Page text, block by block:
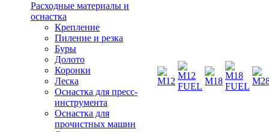
Расходные материалы и
оснастка
Крепление
Пиление и резка
Буры
Долото
Коронки
Леска
Оснастка для пресс-
инструмента
Оснастка для
прочистных машин